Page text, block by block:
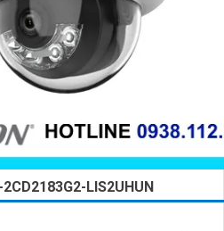
LIS2UHUN